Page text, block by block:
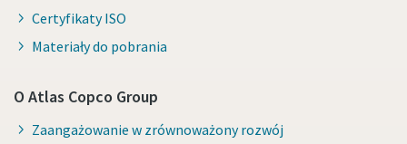
Certyfikaty ISO
Materiały do pobrania
O Atlas Copco Group
Zaangażowanie w zrównoważony rozwój